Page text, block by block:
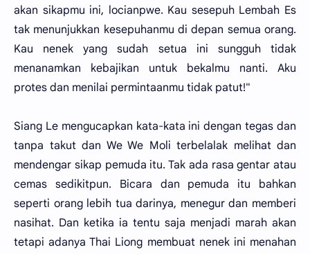
akan sikapmu ini, locianpwe. Kau sesepuh Lembah Es
tak menunjukkan kesepuhanmu di depan semua orang.
Kau nenek yang sudah setua ini sungguh tidak
menanamkan kebajikan untuk bekalmu nanti. Aku
protes dan menilai permintaanmu tidak patut!"
Siang Le mengucapkan kata-kata ini dengan tegas dan
tanpa takut dan We We Moli terbelalak melihat dan
mendengar sikap pemuda itu. Tak ada rasa gentar atau
cemas sedikitpun. Bicara dan pemuda itu bahkan
seperti orang lebih tua darinya, menegur dan memberi
nasihat. Dan ketika ia tentu saja menjadi marah akan
tetapi adanya Thai Liong membuat nenek ini menahan